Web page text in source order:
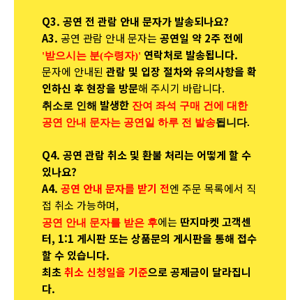
Q3. 공연 전 관람 안내 문자가 발송되나요?
A3. 공연 관람 안내 문자는 공연일 약 2주 전에
'받으시는 분(수령자)' 연락처로 발송됩니다.
문자에 안내된 관람 및 입장 절차와 유의사항을 확
인하신 후 현장을 방문해 주시기 바랍니다.
취소로 인해 발생한 잔여 좌석 구매 건에 대한
공연 안내 문자는 공연일 하루 전 발송됩니다.
Q4. 공연 관람 취소 및 환불 처리는 어떻게 할 수
있나요?
A4. 공연 안내 문자를 받기 전엔 주문 목록에서 직
접 취소 가능하며,
공연 안내 문자를 받은 후에는 딴지마켓 고객센
터, 1:1 게시판 또는 상품문의 게시판을 통해 접수
할 수 있습니다.
최초취소 신청일을 기준으로 공제금이 달라집니
다.